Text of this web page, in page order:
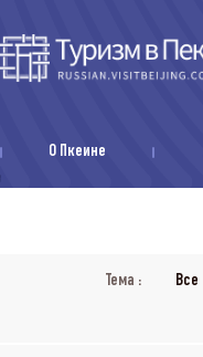
О Пкеине
Тема : Все